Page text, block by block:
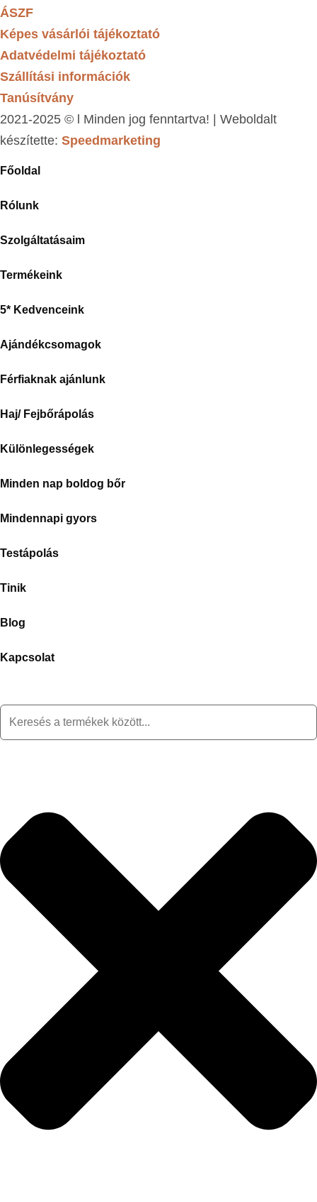
ÁSZF
Képes vásárlói tájékoztató
Adatvédelmi tájékoztató
Szállítási információk
Tanúsítvány
2021-2025 © l Minden jog fenntartva! | Weboldalt
készítette: Speedmarketing
Főoldal
Rólunk
Szolgáltatásaim
Termékeink
5* Kedvenceink
Ajándékcsomagok
Férfiaknak ajánlunk
Haj/ Fejbőrápolás
Különlegességek
Minden nap boldog bőr
Mindennapi gyors
Testápolás
Tinik
Blog
Kapcsolat